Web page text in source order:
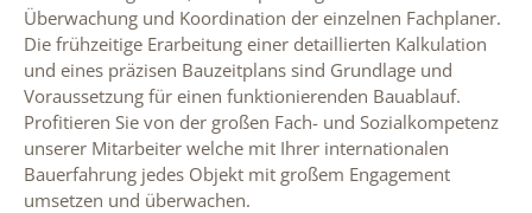
Überwachung und Koordination der einzelnen Fachplaner.
Die frühzeitige Erarbeitung einer detaillierten Kalkulation
und eines präzisen Bauzeitplans sind Grundlage und
Voraussetzung für einen funktionierenden Bauablauf.
Profitieren Sie von der großen Fach- und Sozialkompetenz
unserer Mitarbeiter welche mit Ihrer internationalen
Bauerfahrung jedes Objekt mit großem Engagement
umsetzen und überwachen.